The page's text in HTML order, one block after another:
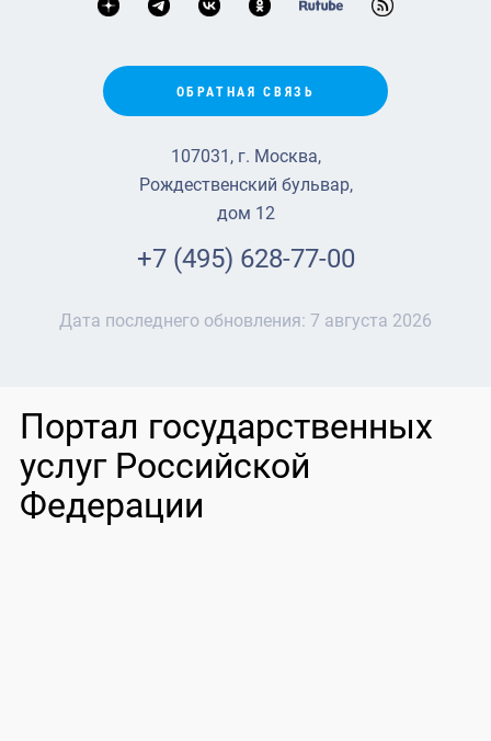
ОБРАТНАЯ СВЯЗЬ
107031, г. Москва,
Рождественский бульвар,
дом 12
+7 (495) 628-77-00
Дата последнего обновления: 7 августа 2026
Портал государственных
услуг Российской
Федерации